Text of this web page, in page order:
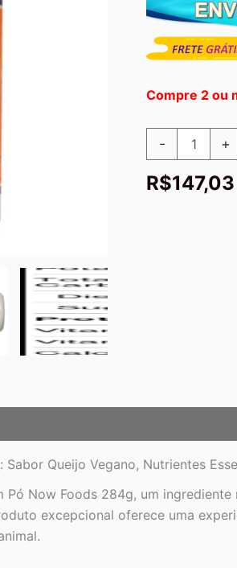
Compre 2 ou
-
Nutricional
Pó
+
R$147,03
Queijo Vegano, Nutrientes
Now Foods 284g, um
excepcional oferece uma